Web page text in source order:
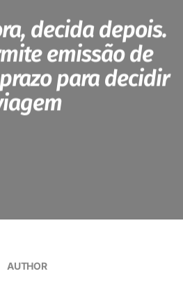
decida depois.
emissão de
para decidir
AUTHOR